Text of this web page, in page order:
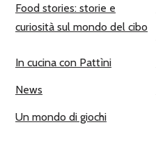
Food stories: storie e
curiosità sul mondo del cibo
In cucina con Pattìni
News
Un mondo di giochi